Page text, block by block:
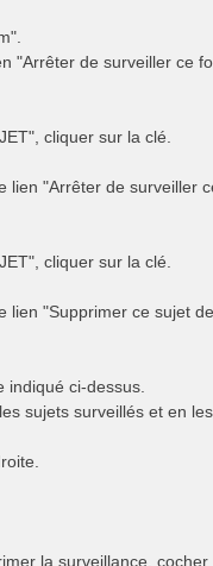
"Arrêter de surveiller ce
cliquer sur la clé.
"Arrêter de surveiller
cliquer sur la clé.
"Supprimer ce sujet
ci-dessus.
sujets surveillés et en
la surveillance,